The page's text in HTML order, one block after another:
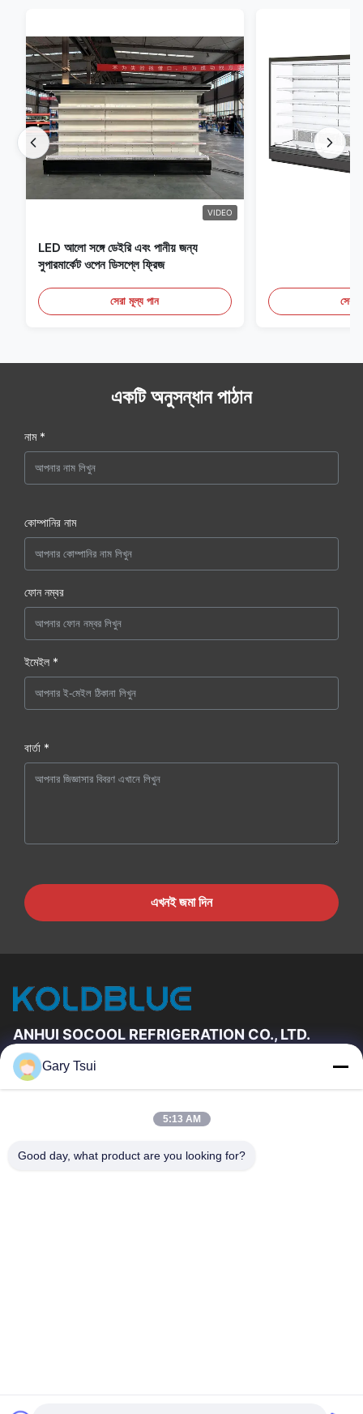
VIDEO
LED আলো সঙ্গে ডেইরি এবং পানীয় জন্য
সুপারমার্কেট ওপেন ডিসপ্লে ফ্রিজ
সেরা মূল্য পান সেরা
একটি অনুসন্ধান পাঠান
নাম *
কোম্পানির নাম
ফোন নম্বর
ইমেইল *
বার্তা *
এখনই জমা দিন
ANHUI SOCOOL REFRIGERATION CO., LTD.
দ্রুত লিঙ্ক
আমাদের সম্পর্কে
কারখানা ভ্রমণ
মান নিয়ন্ত্রণ
Gary Tsui
5:13 AM
Good day, what product are you looking for?